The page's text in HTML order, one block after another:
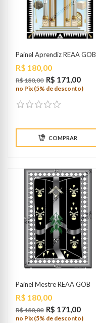
Painel Aprendiz REAA GOB
Preço
R$ 180,00
R$ 180,00 R$ 171,00
no Pix (5% de desconto)
COMPRAR
Painel Mestre REAA GOB
Preço
R$ 180,00
R$ 180,00 R$ 171,00
no Pix (5% de desconto)